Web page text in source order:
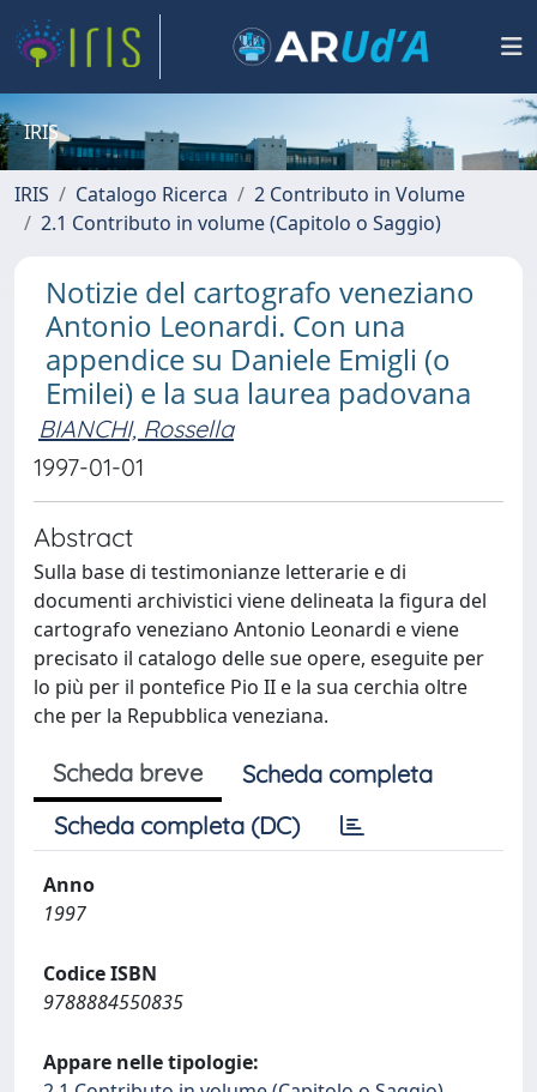
IRIS
IRIS Catalogo Ricerca
2 Contributo in Volume
2.1 Contributo in volume (Capitolo o Saggio)
Notizie del cartografo veneziano
Antonio Leonardi. Con una
appendice su Daniele Emigli (o
Emilei) e la sua laurea padovana
BIANCHI, Rossella
1997-01-01
Abstract
Sulla base di testimonianze letterarie e di
documenti archivistici viene delineata la figura del
cartografo veneziano Antonio Leonardi e viene
precisato il catalogo delle sue opere, eseguite per
lo più per il pontefice Pio II e la sua cerchia oltre
che per la Repubblica veneziana.
Scheda breve
Scheda completa
Scheda completa (DC)
Anno
1997
Codice ISBN
9788884550835
Appare nelle tipologie: